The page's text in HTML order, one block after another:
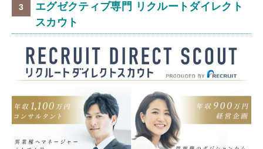
エグゼクティブ専門 リクルートダイレクト
スカウト